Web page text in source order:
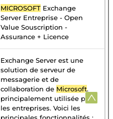
MICROSOFT Exchange
Server Entreprise - Open
Value Souscription -
Assurance + Licence
Exchange Server est une
solution de serveur de
messagerie et de
collaboration de Microsoft,
principalement utilisée par
les entreprises. Voici les